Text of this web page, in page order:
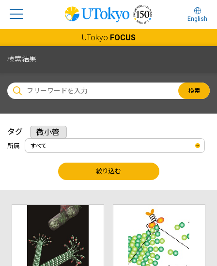
English
UTokyo FOCUS
検索結果
検索
タグ 微小管
所属
絞り込む